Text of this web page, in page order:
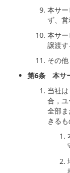
本サ
ず、
本サ
譲渡
その
第6条 本サ
当社
合，
全部
きるも